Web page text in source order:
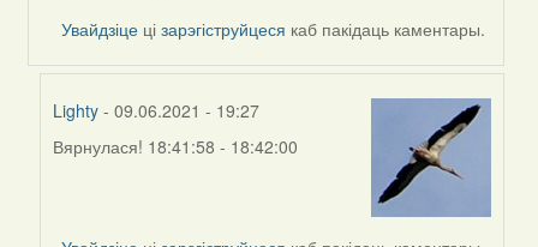
Увайдзіце цізарэгіструйцеся каб пакідаць каментары.
Lighty - 09.06.2021 - 19:27
In
Вярнулася! 18:41:58 - 18:42:00